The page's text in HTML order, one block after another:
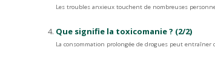
Les troubles anxieux touchent de nombreuses
Que signifie la toxicomanie ? (2/2)
La consommation prolongée de drogues peut